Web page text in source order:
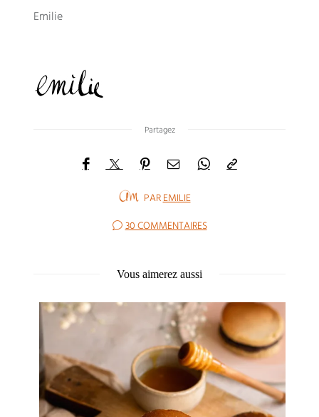
Emilie
Partagez
PAREMILIE
30 COMMENTAIRES
Vous aimerez aussi